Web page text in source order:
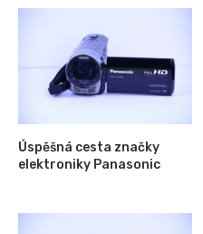
Úspěšná cesta značky
elektroniky Panasonic